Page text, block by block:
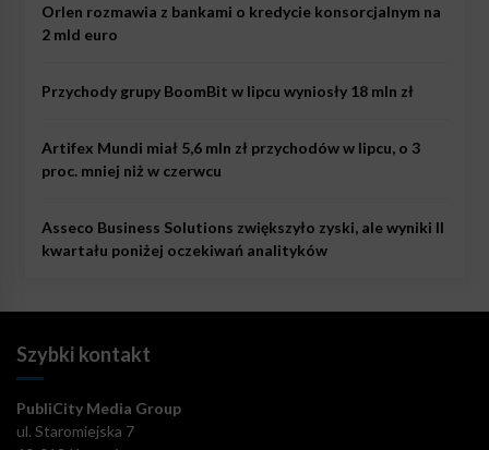
Orlen rozmawia z bankami o kredycie konsorcjalnym na
2 mld euro
Przychody grupy BoomBit w lipcu wyniosły 18 mln zł
Artifex Mundi miał 5,6 mln zł przychodów w lipcu, o 3
proc. mniej niż w czerwcu
Asseco Business Solutions zwiększyło zyski, ale wyniki II
kwartału poniżej oczekiwań analityków
Szybki kontakt
PubliCity Media Group
ul. Staromiejska 7